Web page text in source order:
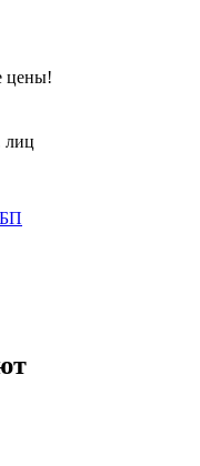
цены!
лиц